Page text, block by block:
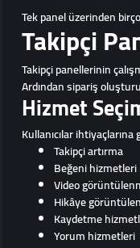
Tek panel üzerinden
Takipçi
Takipçi panellerinin
Ardından sipariş
Hizmet
Kullanıcılar
Takipçi artırma
Beğeni hizmetleri
Video
Hikâye
Kaydetme
Yorum hizmetleri